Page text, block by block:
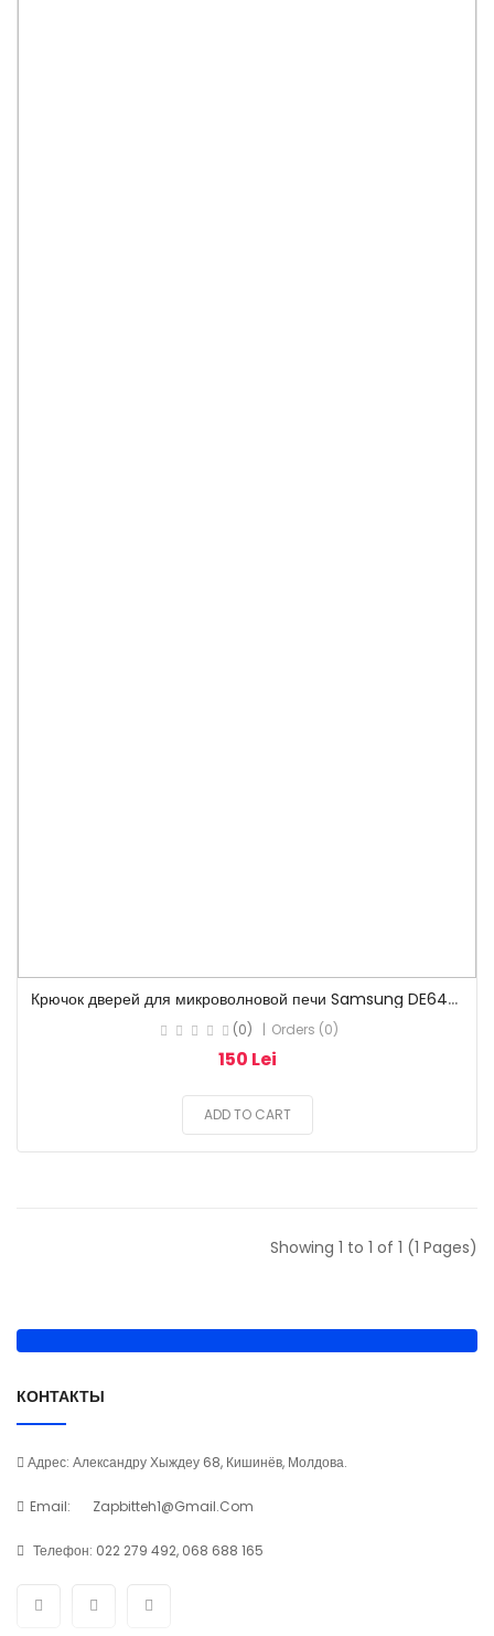
К
рючок дверей для микроволновой печи Samsung DE64-02355A
(0) Orders (0)
150 Lei
ADD TO CART
Showing 1 to 1 of 1 (1 Pages)
КОНТАКТЫ
Адрес: Александру Хыждеу 68, Кишинёв, Молдова.
Email: Zapbitteh1@gmail.com
Телефон: 022 279 492, 068 688 165